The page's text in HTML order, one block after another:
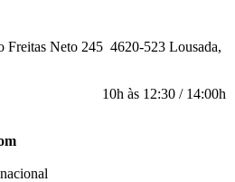
Freitas Neto 245 4620-523 Lousada,
10h às 12:30 / 14:00h